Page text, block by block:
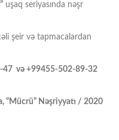
uşaq seriyasında nəşr
şeir və tapmacalardan
47 və +99455-502-89-32
“Mücrü” Nəşriyyatı / 2020